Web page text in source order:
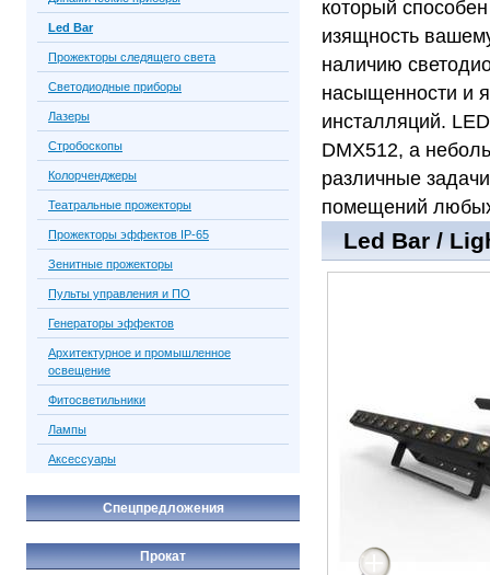
который
изящность
наличию
насыщенности и
инсталляций.
DMX512, а
различные
помещений
Led Bar /
Led Bar
Прожекторы следящего света
Светодиодные приборы
Лазеры
Стробоскопы
Колорченджеры
Театральные прожекторы
Прожекторы эффектов IP-65
Зенитные прожекторы
Пульты управления и ПО
Генераторы эффектов
Архитектурное и промышленное
освещение
Фитосветильники
Лампы
Аксессуары
Спецпредложения
Прокат